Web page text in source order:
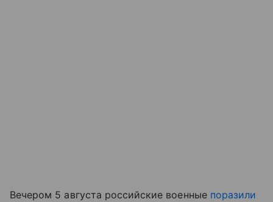
Вечером 5 августа российские военные поразили